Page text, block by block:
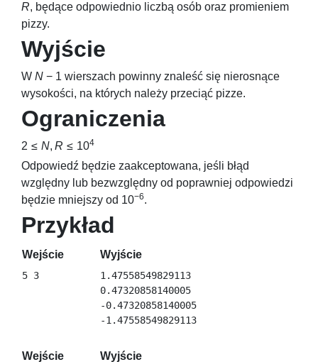
R, będące odpowiednio liczbą osób oraz promieniem
pizzy.
Wyjście
W N − 1 wierszach powinny znaleść się nierosnące
wysokości, na których należy przeciąć pizze.
Ograniczenia
2 ≤ N, R ≤ 104
Odpowiedź będzie zaakceptowana, jeśli błąd
względny lub bezwzględny od poprawniej odpowiedzi
będzie mniejszy od 10−6.
Przykład
Wejście Wyjście
1.47558549829113
0.47320858140005
-0.47320858140005
Wejście Wyjście